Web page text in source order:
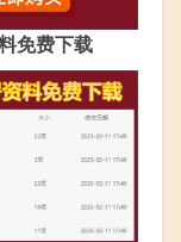
免费下载